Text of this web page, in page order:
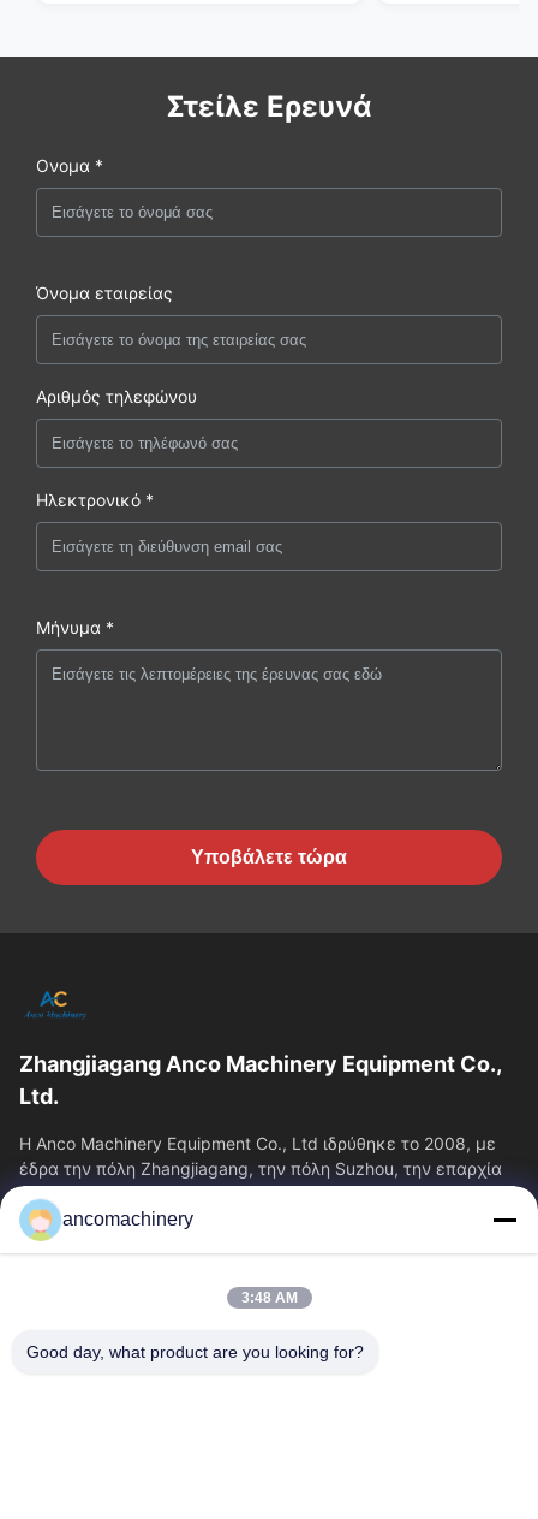
Στείλε Ερευνά
Ονομα *
Όνομα εταιρείας
Αριθμός τηλεφώνου
Ηλεκτρονικό *
Μήνυμα *
Υποβάλετε τώρα
Zhangjiagang Anco Machinery Equipment Co.,
Ltd.
Η Anco Machinery Equipment Co., Ltd ιδρύθηκε το 2008, με
έδρα την πόλη Zhangjiagang, την πόλη Suzhou, την επαρχία
Jiangsu.
Γρήγοροι Σύνδεσμοι
Σχετικά Με Εμάς
Γύρος Εργοστασίων
Ποιοτικός Έλεγχος
ancomachinery
3:48 AM
Good day, what product are you looking for?